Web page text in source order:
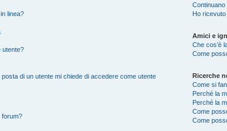
linea?
utente?
di un utente mi chiede di accedere come utente
forum?
Ho
Amici e
Che cos’è
Come
Ricerche
Come si
Perché la
Perché la
Come
Come